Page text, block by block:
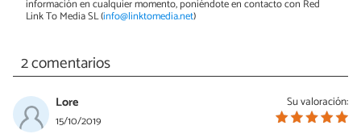
información en cualquier momento, poniéndote en contacto con Red
Link To Media SL (info@linktomedia.net)
2 comentarios
Su valoración:
Lore
15/10/2019